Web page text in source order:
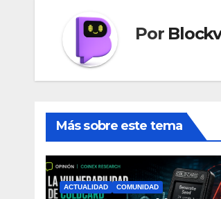
Por
Más sobre este tema
ACTUALIDAD COMUNIDAD